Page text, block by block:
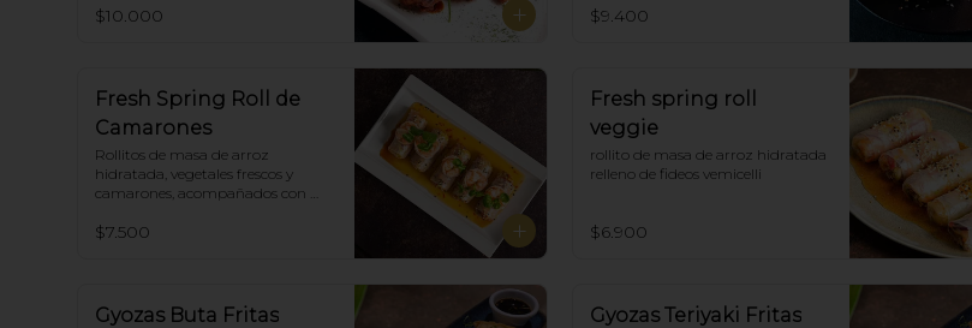
$10.000 $9.400
Fresh Spring Roll de
Camarones
Rollitos de masa de arroz
hidratada, vegetales frescos y
camarones, acompañados con
$7.500
Fresh spring roll
veggie
rollito de masa de arroz hidratada
relleno de fideos vemicelli
$6.900
Gyozas Buta Fritas Gyozas Teriyaki Fritas